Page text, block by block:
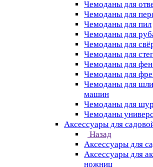
Чемоданы для
Чемоданы для
Чемоданы для пил
Чемоданы для
Чемоданы для
Чемоданы для
Чемоданы для
Чемоданы для
Чемоданы для
машин
Чемоданы для
Чемоданы
Аксессуары для
Назад
Аксессуары для
Аксессуары для
ножниц